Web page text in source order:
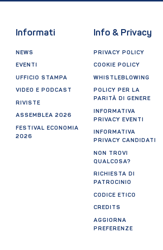
Informati
NEWS
EVENTI
UFFICIO STAMPA
VIDEO E PODCAST
RIVISTE
ASSEMBLEA 2026
FESTIVAL ECONOMIA
2026
Info & Privacy
PRIVACY POLICY
COOKIE POLICY
WHISTLEBLOWING
POLICY PER LA
PARITÀ DI GENERE
INFORMATIVA
PRIVACY EVENTI
INFORMATIVA
PRIVACY CANDIDATI
NON TROVI
QUALCOSA?
RICHIESTA DI
PATROCINIO
CODICE ETICO
CREDITS
AGGIORNA
PREFERENZE